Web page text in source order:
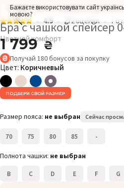
Бажаєте використовувати сайт
мовою?
РАЗМЕР: 75G ОБХВАТ ГРУДИ: 103СМ
4.9 272 оценки 7
Бра с чашкой спейсер
Цветной комфорт
1 799₴
Получай 180бонусов за покупку
Цвет: Коричневый
ПОДБЕРИ СВОЙ РАЗМЕР
Размер пояса: не выбран Сейчас
70 75 80 85 -
Полнота чашки: не выбран
B C D E F G